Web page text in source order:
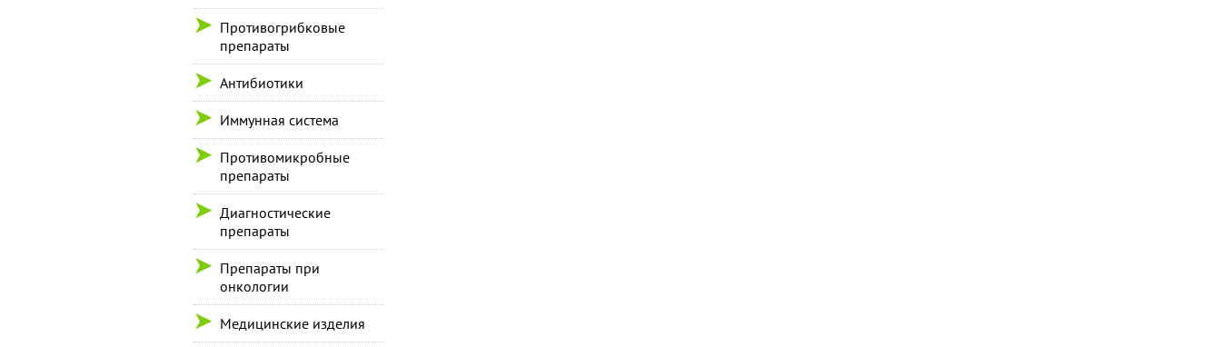
Противогрибковые
препараты
Антибиотики
Иммунная система
Противомикробные
препараты
Диагностические
препараты
Препараты при
онкологии
Медицинские изделия